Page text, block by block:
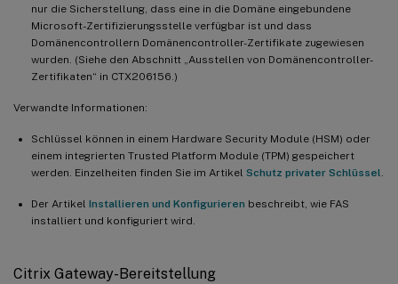
nur die Sicherstellung, dass eine in die Domäne eingebundene
Microsoft-Zertifizierungsstelle verfügbar ist und dass
Domänencontrollern Domänencontroller-Zertifikate zugewiesen
wurden. (Siehe den Abschnitt „Ausstellen von Domänencontroller-
Zertifikaten“ in CTX206156.)
Verwandte Informationen:
Schlüssel können in einem Hardware Security Module (HSM) oder
einem integrierten Trusted Platform Module (TPM) gespeichert
werden. Einzelheiten finden Sie im Artikel Schutz privater Schlüssel.
Der Artikel Installieren und Konfigurieren beschreibt, wie FAS
installiert und konfiguriert wird.
Citrix Gateway-Bereitstellung